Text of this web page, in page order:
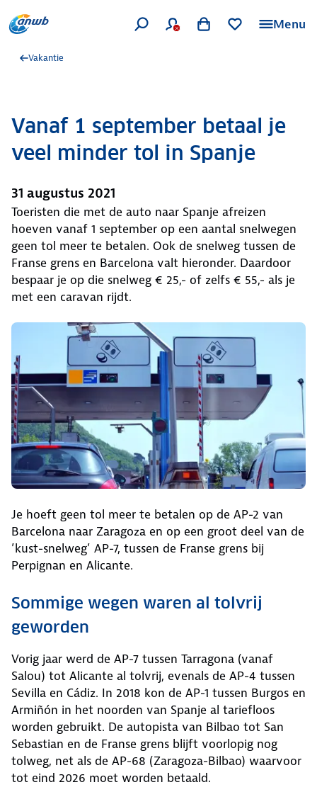
Menu
Vakantie
Vanaf 1 september betaal je
veel minder tol in Spanje
31 augustus 2021
Toeristen die met de auto naar Spanje afreizen
hoeven vanaf 1 september op een aantal snelwegen
geen tol meer te betalen. Ook de snelweg tussen de
Franse grens en Barcelona valt hieronder. Daardoor
bespaar je op die snelweg € 25,- of zelfs € 55,- als je
met een caravan rijdt.
Je hoeft geen tol meer te betalen op de AP-2 van
Barcelona naar Zaragoza en op een groot deel van de
’kust-snelweg’ AP-7, tussen de Franse grens bij
Perpignan en Alicante.
Sommige wegen waren al tolvrij
geworden
Vorig jaar werd de AP-7 tussen Tarragona (vanaf
Salou) tot Alicante al tolvrij, evenals de AP-4 tussen
Sevilla en Cádiz. In 2018 kon de AP-1 tussen Burgos en
Armiñón in het noorden van Spanje al tariefloos
worden gebruikt. De autopista van Bilbao tot San
Sebastian en de Franse grens blijft voorlopig nog
tolweg, net als de AP-68 (Zaragoza-Bilbao) waarvoor
tot eind 2026 moet worden betaald.